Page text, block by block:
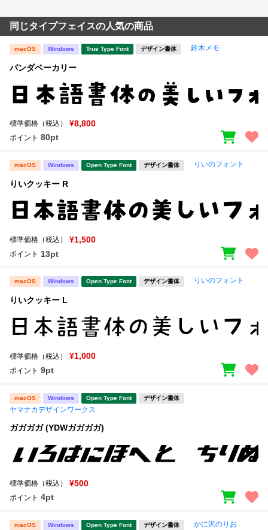
同じタイプフェイスの人気の商品
macOS Windows True Type Font デザイン書体 鈴木メモ
パンダベーカリー
標準価格（税込） ¥8,800
ポイント 80pt
macOS Windows Open Type Font デザイン書体 りいのフォント
りいクッキー R
標準価格（税込） ¥1,500
ポイント 13pt
macOS Windows Open Type Font デザイン書体 りいのフォント
りいクッキー L
標準価格（税込） ¥1,000
ポイント 9pt
macOS Windows Open Type Font デザイン書体
ヤマナカデザインワークス
ガガガガ (YDWガガガガ)
標準価格（税込） ¥500
ポイント 4pt
macOS Windows Open Type Font デザイン書体 かに沢のりお